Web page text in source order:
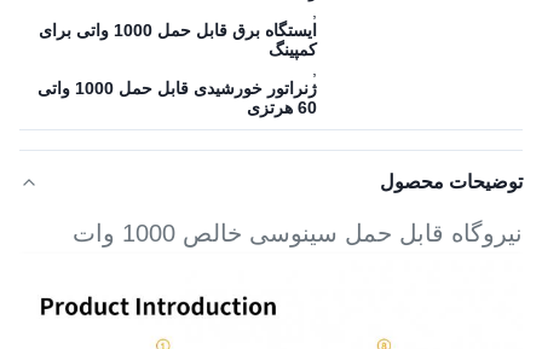
ایستگاه برق قابل حمل 1000 واتی برای
کمپینگ
ژنراتور خورشیدی قابل حمل 1000 واتی
60 هرتزی
توضیحات محصول
نیروگاه قابل حمل سینوسی خالص 1000 وات